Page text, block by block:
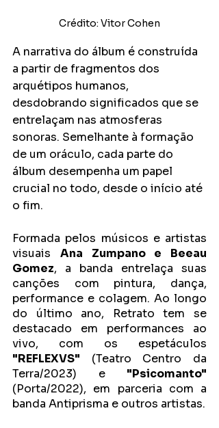
Crédito: Vitor Cohen
A narrativa do álbum é construída
a partir de fragmentos dos
arquétipos humanos,
desdobrando significados que se
entrelaçam nas atmosferas
sonoras. Semelhante à formação
de um oráculo, cada parte do
álbum desempenha um papel
crucial no todo, desde o início até
o fim.
Formada pelos músicos e artistas
visuais Ana Zumpano e Beeau
Gomez, a banda entrelaça suas
canções com pintura, dança,
performance e colagem. Ao longo
do último ano, Retrato tem se
destacado em performances ao
vivo, com os espetáculos
"REFLEXVS" (Teatro Centro da
Terra/2023) e
(Porta/2022), em parceria com a
banda Antiprisma e outros artistas.